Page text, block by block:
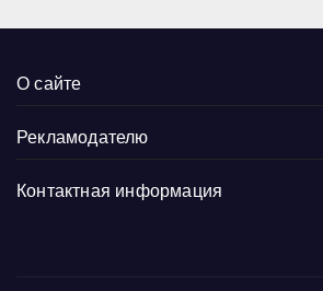
О сайте
Рекламодателю
Контактная информация